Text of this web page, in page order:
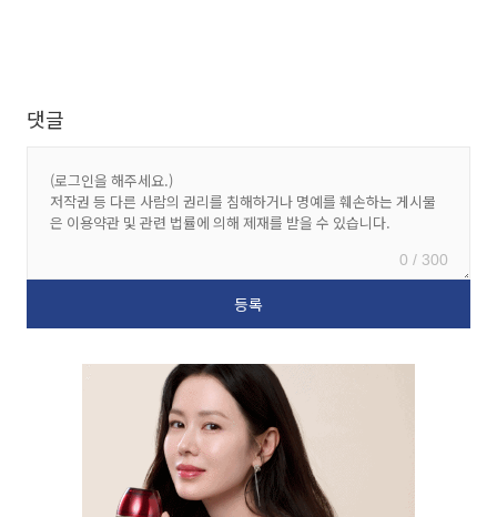
댓글
0 / 300